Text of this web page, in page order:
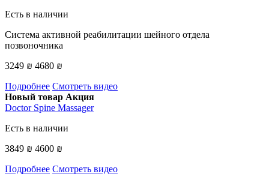
Есть в наличии
Система активной реабилитации шейного отдела
позвоночника
3249 ₪ 4680 ₪
Подробнее Смотреть видео
Новый товар Акция
Doctor Spine Massager
Есть в наличии
3849 ₪ 4600 ₪
Подробнее Смотреть видео